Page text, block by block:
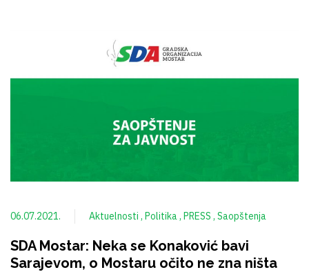
06.07.2021. Aktuelnosti Politika PRESS Saopštenja
SDA Mostar: Neka se Konaković bavi
Sarajevom, o Mostaru očito ne zna ništa